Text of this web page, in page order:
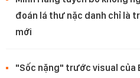
đoán lá thư nặc danh chỉ là
mới
"Sốc nặng" trước visual của